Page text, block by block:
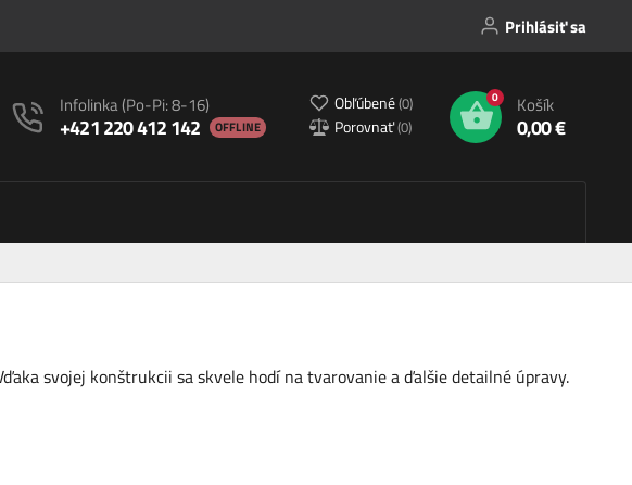
Prihlásiť sa
Infolinka(Po-Pi: 8-16)
+421 220 412 142 OFFLINE
Obľúbené(0)
Porovnať(0)
0 Košík
0,00 €
svojej konštrukcii sa skvele hodí na tvarovanie a ďalšie detailné úpravy.